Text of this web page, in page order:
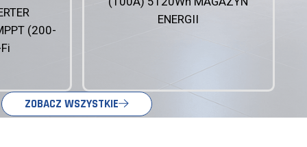
(200-
ENERGII
ZOBACZ WSZYSTKIE